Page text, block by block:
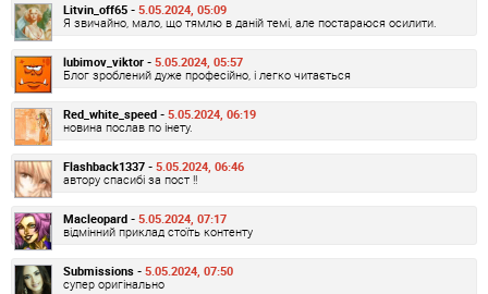
Litvin_off65 - 5.05.2024, 05:09
Я звичайно, мало, що тямлю в даній темі, але постараюся осилити.
lubimov_viktor - 5.05.2024, 05:57
Блог зроблений дуже професійно, і легко читається
Red_white_speed - 5.05.2024, 06:19
новина послав по інету.
Flashback1337 - 5.05.2024, 06:46
автору спасибі за пост !!
Macleopard - 5.05.2024, 07:17
відмінний приклад стоїть контенту
Submissions - 5.05.2024, 07:50
супер оригінально